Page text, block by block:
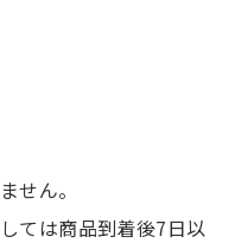
せん。
ては商品到着後7日以